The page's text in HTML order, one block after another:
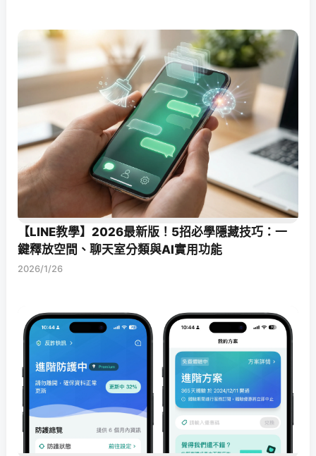
【LINE教學】2026最新版！5招必學隱藏技巧：一
鍵釋放空間、聊天室分類與AI實用功能
2026/1/26